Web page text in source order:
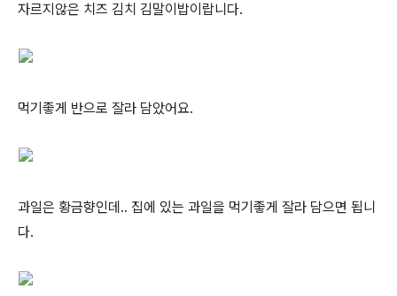
자르지않은 치즈 김치 김말이밥이랍니다.
먹기좋게 반으로 잘라 담았어요.
과일은 황금향인데.. 집에 있는 과일을 먹기좋게 잘라 담으면 됩니
다.